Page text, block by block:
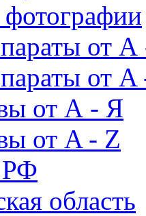
от А
от A
от А - Я
от A - Z
РФ
область